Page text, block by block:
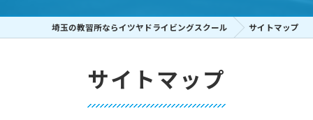
埼玉の教習所ならイツヤドライビングスクール サイトマップ
サイトマップ